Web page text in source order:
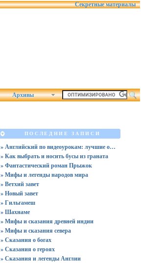
Секретные материалы
Архивы
ПОСЛЕДНИЕ ЗАПИСИ
» Английский по видеоурокам: лучшие обучающие видео в 2025
» Как выбрать и носить бусы из граната
» Фантастический роман Прыжок
» Мифы и легенды народов мира
» Ветхий завет
» Новый завет
» Гильгамеш
» Шахнаме
» Мифы и сказания древней индии
» Мифы и сказания севера
» Сказания о богах
» Сказания о героях
» Сказания и легенды Англии